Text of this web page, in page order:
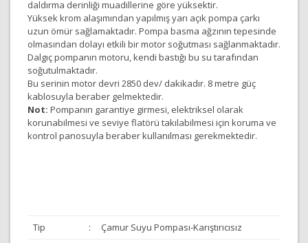
daldırma derinliği muadillerine göre yüksektir.
Yüksek krom alaşımından yapılmış yarı açık pompa çarkı
uzun ömür sağlamaktadır. Pompa basma ağzının tepesinde
olmasından dolayı etkili bir motor soğutması sağlanmaktadır.
Dalgıç pompanın motoru, kendi bastığı bu su tarafından
soğutulmaktadır.
Bu serinin motor devri 2850 dev/ dakikadır. 8 metre güç
kablosuyla beraber gelmektedir.
Not: Pompanın garantiye girmesi, elektriksel olarak
korunabilmesi ve seviye flatörü takılabilmesi için koruma ve
kontrol panosuyla beraber kullanılması gerekmektedir.
Tip :
Çamur Suyu Pompası-Karıştırıcısız